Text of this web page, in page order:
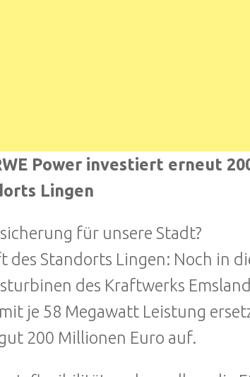
Power investiert erneut
Lingen
für unsere Stadt?
Standorts Lingen: Noch in
des Kraftwerks
je 58 Megawatt Leistung
200 Millionen Euro auf.